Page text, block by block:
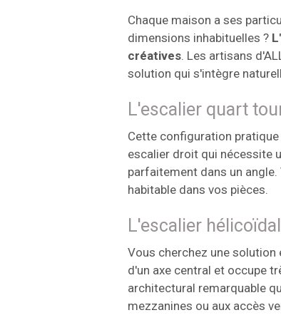
Chaque maison a ses
dimensions inhabituelles ?
créatives. Les artisans
solution qui s'intègre
L'escalier quart
Cette configuration
escalier droit qui nécessite
parfaitement dans un
habitable dans vos pièces.
L'escalier
Vous cherchez une
d'un axe central et occupe
architectural remarquable
mezzanines ou aux accès